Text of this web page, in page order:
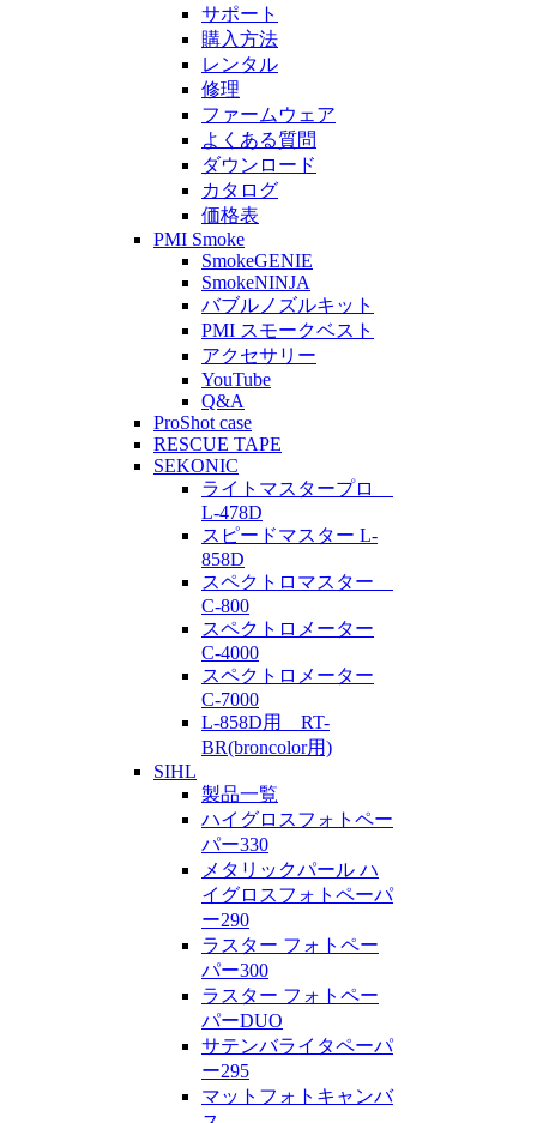
サポート
購入方法
レンタル
修理
ファームウェア
よくある質問
ダウンロード
カタログ
価格表
PMI Smoke
SmokeGENIE
SmokeNINJA
バブルノズルキット
PMI スモークベスト
アクセサリー
YouTube
Q&A
ProShot case
RESCUE TAPE
SEKONIC
ライトマスタープロ
L-478D
スピードマスター L-
858D
スペクトロマスター
C-800
スペクトロメーター
C-4000
スペクトロメーター
C-7000
L-858D用 RT-
BR(broncolor用)
SIHL
製品一覧
ハイグロスフォトペー
パー330
メタリックパール ハ
イグロスフォトペーパ
ー290
ラスター フォトペー
パー300
ラスター フォトペー
パーDUO
サテンバライタペーパ
ー295
マットフォトキャンバ